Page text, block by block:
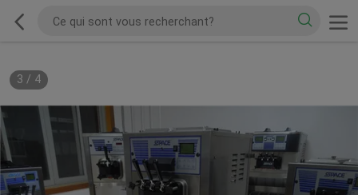
3 / 4